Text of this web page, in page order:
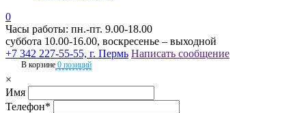
0
Часы работы: пн.-пт. 9.00-18.00
суббота 10.00-16.00, воскресенье – выходной
+7 342 227-55-55, г. Пермь Написать сообщение
В корзине 0 позиций
×
Имя
Телефон*